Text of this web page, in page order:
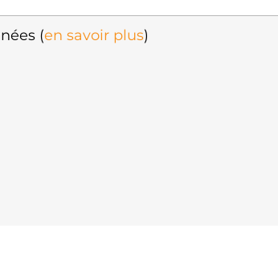
(en savoir plus)